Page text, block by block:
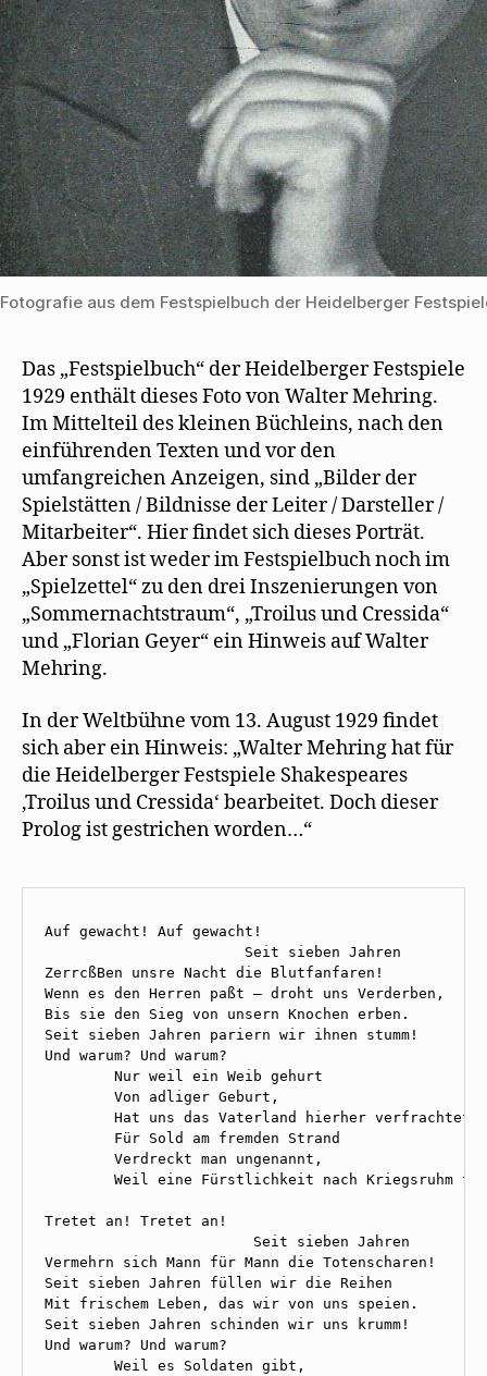
)
Fotografie aus dem Festspielbuch der Heidelberger
Das „Festspielbuch“ der Heidelberger Festspiele
1929 enthält dieses Foto von Walter Mehring.
Im Mittelteil des kleinen Büchleins, nach den
einführenden Texten und vor den
umfangreichen Anzeigen, sind „Bilder der
Spielstätten / Bildnisse der Leiter / Darsteller /
Mitarbeiter“. Hier findet sich dieses Porträt.
Aber sonst ist weder im Festspielbuch noch im
„Spielzettel“ zu den drei Inszenierungen von
„Sommernachtstraum“, „Troilus und Cressida“
und „Florian Geyer“ ein Hinweis auf Walter
Mehring.
In der Weltbühne vom 13. August 1929 findet
sich aber ein Hinweis: „Walter Mehring hat für
die Heidelberger Festspiele Shakespeares
‚Troilus und Cressida‘ bearbeitet. Doch dieser
Prolog ist gestrichen worden…“
Auf gewacht! Auf gewacht!
                       Seit sieben Jahren
ZerrcßBen unsre Nacht die Blutfanfaren!
Wenn es den Herren paßt — droht uns Verderben,
Bis sie den Sieg von unsern Knochen erben.
Seit sieben Jahren pariern wir ihnen stumm!
Und warum? Und warum?
        Nur weil ein Weib gehurt
        Von adliger Geburt,
Hat uns das Vaterland hierher verfrachtet
        Für Sold am fremden Strand
        Verdreckt man ungenannt,
Weil eine Fürstlichkeit nach Kriegsruhm
Tretet an! Tretet an!
                        Seit sieben Jahren
Vermehrn sich Mann für Mann die Totenscharen!
Seit sieben Jahren füllen wir die Reihen
Mit frischem Leben, das wir von uns speien.
Seit sieben Jahren schinden wir uns krumm!
Und warum? Und warum?
        Weil es Soldaten gibt,